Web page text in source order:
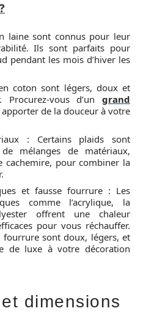
laine sont connus pour leur
Ils sont parfaits pour
pendant les mois d’hiver les
coton sont légers, doux et
vous d’un grand
de la douceur à votre
: Certains plaids sont
mélanges de matériaux,
cachemire, pour combiner la
et fausse fourrure : Les
comme l’acrylique, la
offrent une chaleur
pour vous réchauffer.
fourrure sont doux, légers, et
de luxe à votre décoration
dimensions